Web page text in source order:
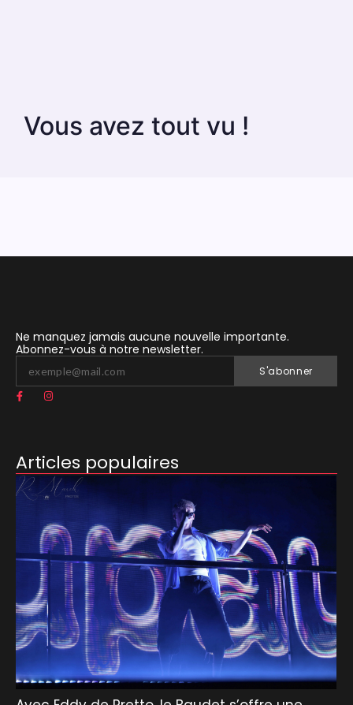
Vous avez tout vu !
Ne manquez jamais aucune nouvelle importante.
Abonnez-vous à notre newsletter.
S'abonner
Articles populaires